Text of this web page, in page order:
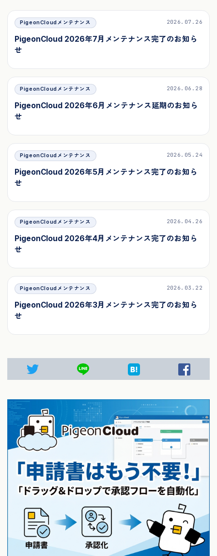
PigeonCloudメンテナンス 2026.07.26
PigeonCloud 2026年7月メンテナンス完了のお知ら
せ
PigeonCloudメンテナンス 2026.06.28
PigeonCloud 2026年6月メンテナンス延期のお知ら
せ
PigeonCloudメンテナンス 2026.05.24
PigeonCloud 2026年5月メンテナンス完了のお知ら
せ
PigeonCloudメンテナンス 2026.04.26
PigeonCloud 2026年4月メンテナンス完了のお知ら
せ
PigeonCloudメンテナンス 2026.03.22
PigeonCloud 2026年3月メンテナンス完了のお知ら
せ